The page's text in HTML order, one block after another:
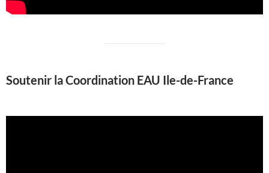
Soutenir la Coordination EAU Ile-de-France